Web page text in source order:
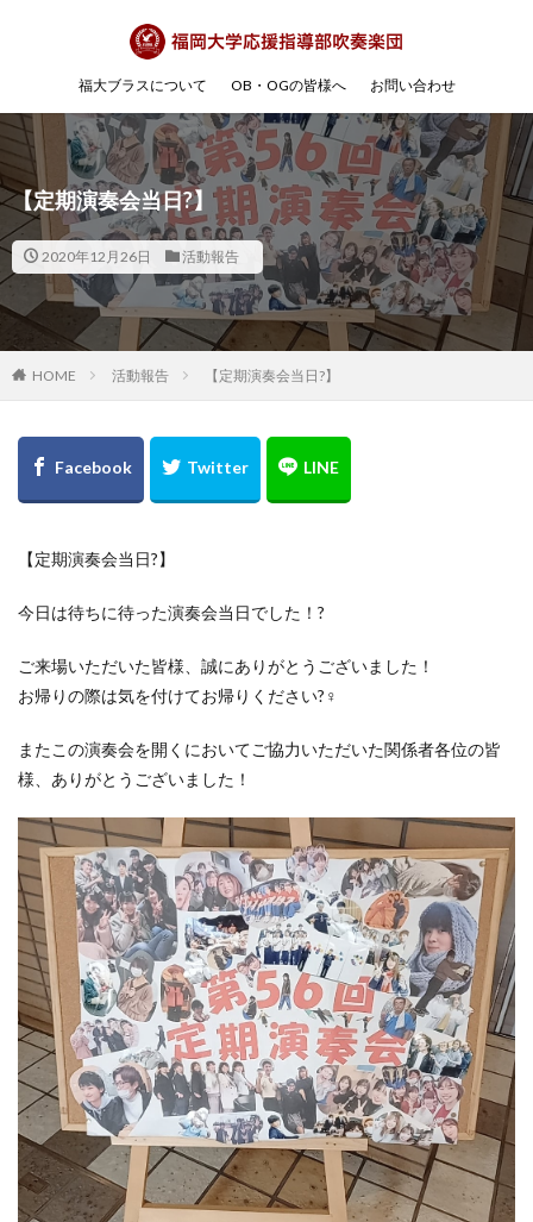
福大ブラスについて OB・OGの皆様へ お問い合わせ
【定期演奏会当日?】
2020年12月26日 活動報告
HOME 活動報告 【定期演奏会当日?】
【定期演奏会当日?】
今日は待ちに待った演奏会当日でした！?
ご来場いただいた皆様、誠にありがとうございました！
お帰りの際は気を付けてお帰りください?‍♀️
またこの演奏会を開くにおいてご協力いただいた関係者各位の皆
様、ありがとうございました！